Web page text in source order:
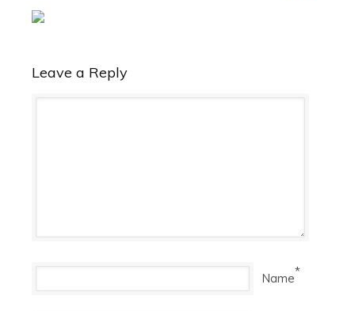
Leave a Reply
Name*